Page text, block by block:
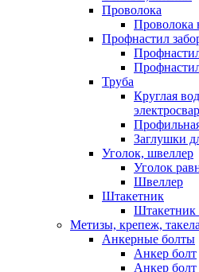
Проволока
Проволока
Профнастил
Труба
Круглая
Заглушки
Уголок, швеллер
Уголок
Швеллер
Штакетник
Штакетник
Метизы, крепеж,
Анкерные болты
Анкер болт
Анкер болт